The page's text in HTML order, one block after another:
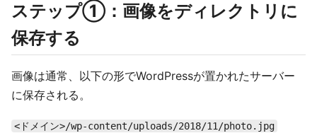
ステップ①：画像をディレクトリに
保存する
画像は通常、以下の形でWordPressが置かれたサーバー
に保存される。
<ドメイン>/wp-content/uploads/2018/11/photo.jpg